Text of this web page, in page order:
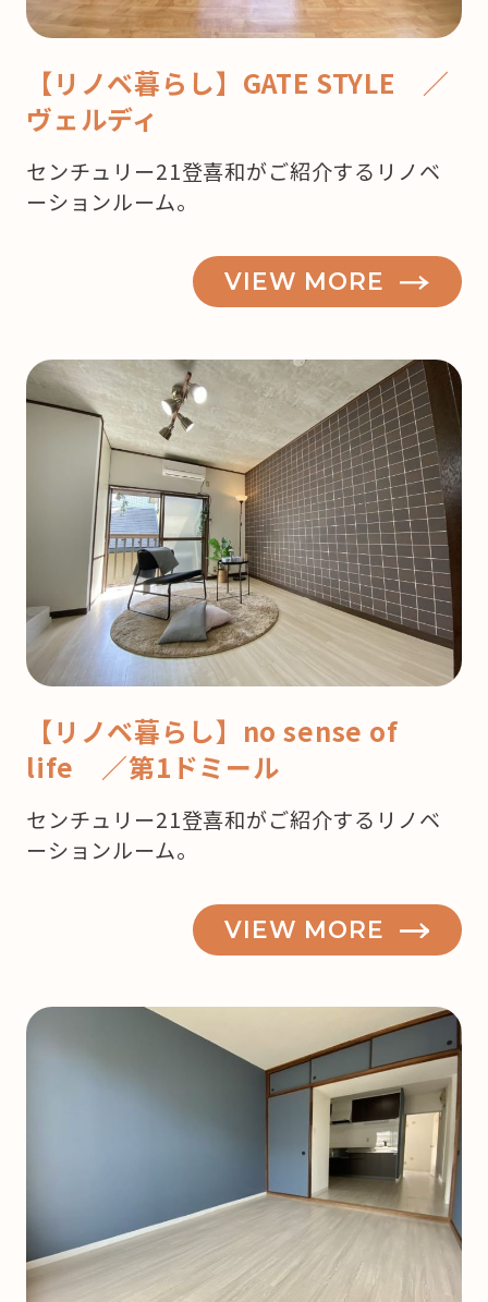
【リノベ暮らし】GATE STYLE ／
ヴェルディ
センチュリー21登喜和がご紹介するリノベ
ーションルーム。
VIEW MORE
【リノベ暮らし】no sense of
life ／第1ドミール
センチュリー21登喜和がご紹介するリノベ
ーションルーム。
VIEW MORE